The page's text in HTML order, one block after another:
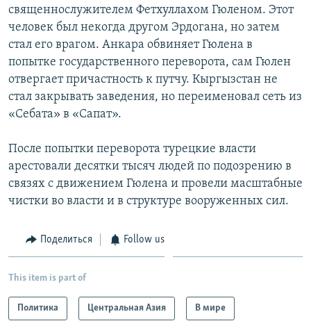
священнослужителем Фетхуллахом Гюленом. Этот
человек был некогда другом Эрдогана, но затем
стал его врагом. Анкара обвиняет Гюлена в
попытке государственного переворота, сам Гюлен
отвергает причастность к путчу. Кыргызстан не
стал закрывать заведения, но переименовал сеть из
«Себата» в «Сапат».
После попытки переворота турецкие власти
арестовали десятки тысяч людей по подозрению в
связях с движением Гюлена и провели масштабные
чистки во власти и в структуре вооруженных сил.
Поделиться Follow us
This item is part of
Политика Центральная Азия В мире